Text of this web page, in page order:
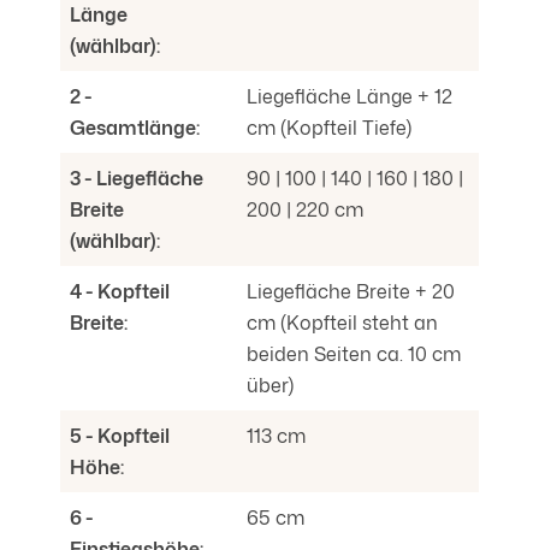
Länge
(wählbar):
2 -
Gesamtlänge:
Liegefläche Länge + 12
cm (Kopfteil Tiefe)
3 - Liegefläche
Breite
(wählbar):
90 | 100 | 140 | 160 | 180 |
200 | 220 cm
4 - Kopfteil
Breite:
Liegefläche Breite + 20
cm (Kopfteil steht an
beiden Seiten ca. 10 cm
über)
5 - Kopfteil
Höhe:
113 cm
6 -
65 cm